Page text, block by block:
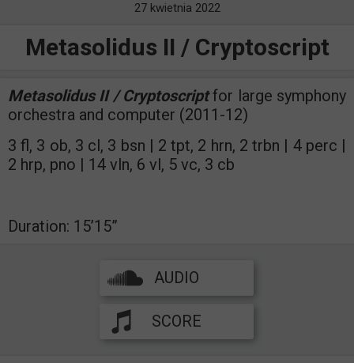
27 kwietnia 2022
Metasolidus II / Cryptoscript
Metasolidus II / Cryptoscriptfor large symphony
orchestra and computer (2011-12)
3 fl, 3 ob, 3 cl, 3 bsn | 2 tpt, 2 hrn, 2 trbn | 4 perc |
2 hrp, pno | 14 vln, 6 vl, 5 vc, 3 cb
Duration: 15’15”
AUDIO
SCORE